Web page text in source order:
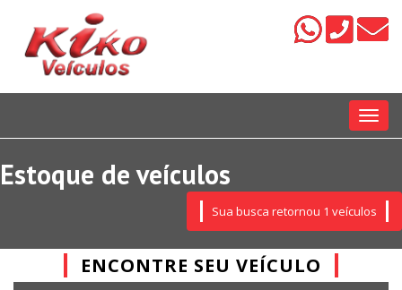
Menu
Estoque de veículos
Sua busca retornou 1 veículos
ENCONTRE SEU VEÍCULO